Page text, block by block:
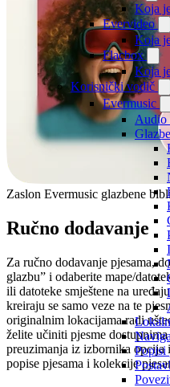
Koja
Evervideo
Koja
Flacbox
Koja
Korisnički vodič
Evermusic
Audio
Popisi
Zaslon Evermusic glazbene
Ručno dodavanje
Za ručno dodavanje pjesama,
glazbu” i odaberite mape/
ili datoteke smještene na
kreiraju se samo veze na te
originalnim lokacijama radi
želite učiniti pjesme
preuzimanja iz izbornika
popise pjesama i kolekcije